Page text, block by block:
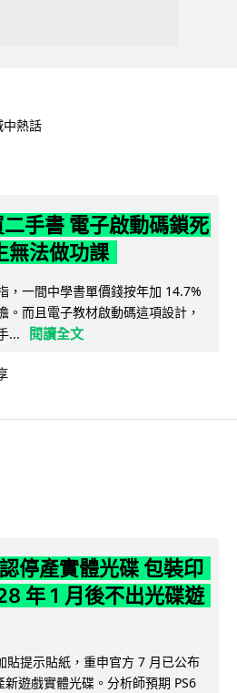
中熱話
手書 電子啟動碼鎖死
無法做功課
，一間中學書單價錢按年加 14.7%
。而且電子教材啟動碼這項設計，
...
閱讀全文
停產實體光碟 包裝印
年 1 月後不出光碟遊
貼提示貼紙，重申官方 7 月已公布
遊戲實體光碟。分析師預期 PS6